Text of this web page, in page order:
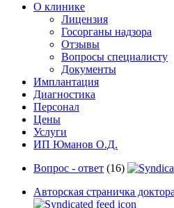
О клинике
Лицензия
Госорганы надзора
Отзывы
Вопросы специалисту
Документы
Имплантация
Диагностика
Персонал
Цены
Услуги
ИП Юманов О.Д.
Вопрос - ответ (16)
Авторская страничка